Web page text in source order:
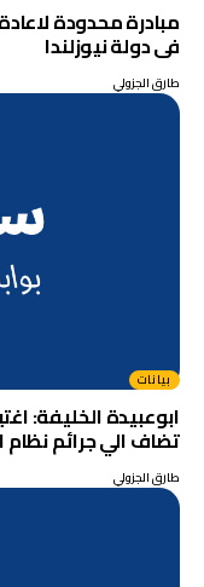
مبادرة محدودة
فى دولة نيوزلندا
طارق الجزولي
بيانات
ابوعبيدة الخليفة:
تضاف الي جرائم نظام
طارق الجزولي